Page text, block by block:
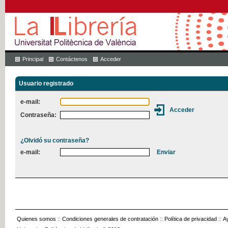
Principal Contáctenos Acceder
Usuario registrado
e-mail:
Contraseña:
¿Olvidó su contraseña?
e-mail:
Quienes somos :: Condiciones generales de contratación :: Política de privacidad ::